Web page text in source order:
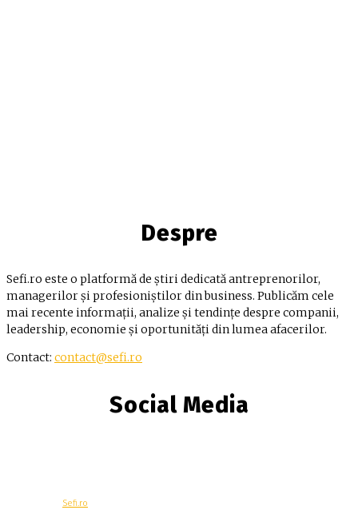
Despre
Sefi.ro este o platformă de știri dedicată antreprenorilor,
managerilor și profesioniștilor din business. Publicăm cele
mai recente informații, analize și tendințe despre companii,
leadership, economie și oportunități din lumea afacerilor.
Contact: contact@sefi.ro
Social Media
Sefi.ro